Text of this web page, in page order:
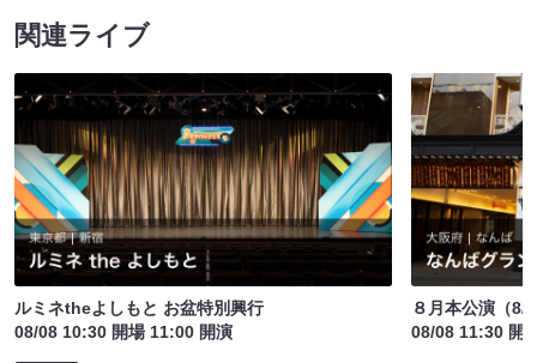
関連ライブ
ルミネtheよしもと お盆特別興行
08/08 10:30 開場 11:00 開演
８月本公演（8/
08/08 11:30 開